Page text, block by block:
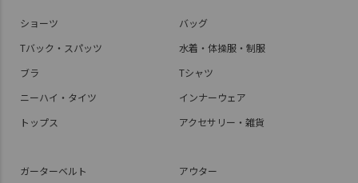
ショーツ
Tバック・スパッツ
ブラ
ニーハイ・タイツ
トップス
バッグ
水着・体操服・制服
Tシャツ
インナーウェア
アクセサリー・雑貨
ガーターベルト
アウター